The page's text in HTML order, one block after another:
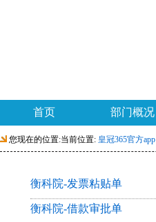
首页 部门概况
您现在的位置:当前位置: 皇冠365官方app
衡科院-发票粘贴单
衡科院-借款审批单